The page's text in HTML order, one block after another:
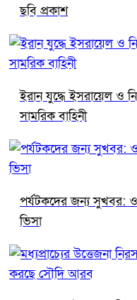
ছবি প্রকাশ
ইরান যুদ্ধে ইসরায়েল ও
সামরিক বাহিনী
পর্যটকদের জন্য সুখবর:
ভিসা